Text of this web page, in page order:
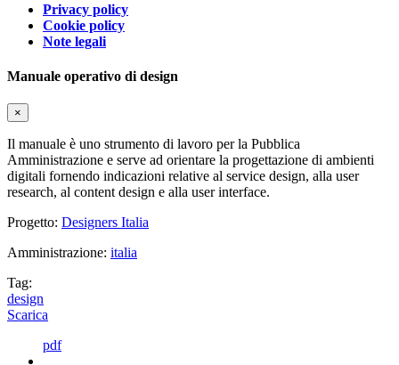
Privacy policy
Cookie policy
Note legali
Manuale operativo di design
×
Il manuale è uno strumento di lavoro per la Pubblica
Amministrazione e serve ad orientare la progettazione di ambienti
digitali fornendo indicazioni relative al service design, alla user
research, al content design e alla user interface.
Progetto: Designers Italia
Amministrazione: italia
Tag:
design
Scarica
pdf